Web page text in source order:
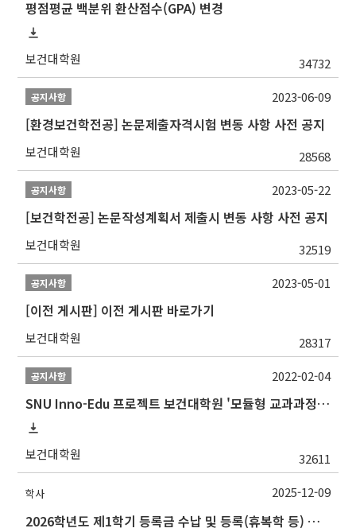
평점평균 백분위 환산점수(GPA) 변경
보건대학원 34732
공지사항
[환경보건학전공] 논문제출자격시험 변동 사항 사전 공지
보건대학원 28568
2023-06-09
공지사항
[보건학전공] 논문작성계획서 제출시 변동 사항 사전 공지
보건대학원 32519
2023-05-22
공지사항
[이전 게시판] 이전 게시판 바로가기
보건대학원 28317
2023-05-01
공지사항
SNU Inno-Edu 프로젝트 보건대학원 '모듈형 교과과정' 안내(revised 2022/2/28)
보건대학원 32611
2022-02-04
학사
2026학년도 제1학기 등록금 수납 및 등록(휴복학 등) 일정 안내
2025-12-09